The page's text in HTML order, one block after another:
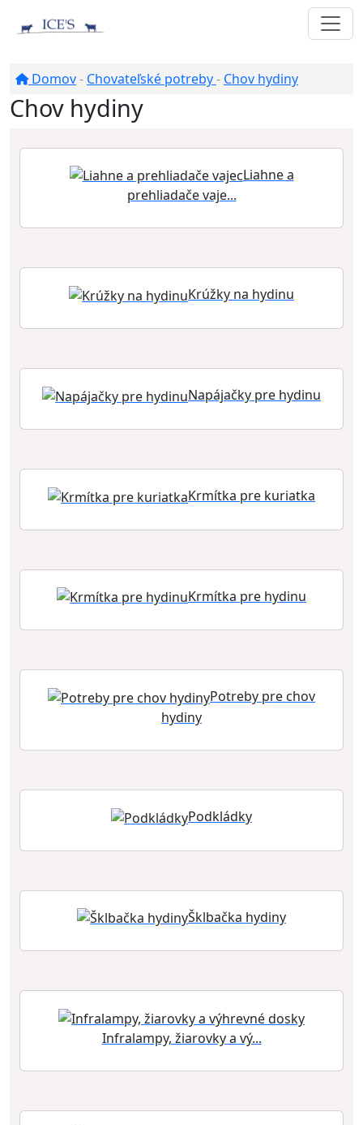
Domov- Chovateľské potreby- Chov hydiny
Chov hydiny
Liahne a
prehliadače vaje...
Krúžky na hydinu
Napájačky pre hydinu
Krmítka pre kuriatka
Krmítka pre hydinu
Potreby pre chov
hydiny
Podkládky
Šklbačka hydiny
Infralampy, žiarovky a vý...